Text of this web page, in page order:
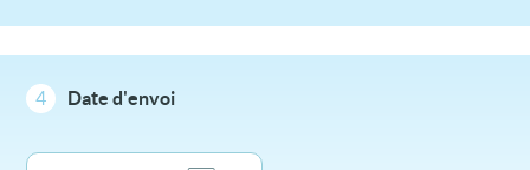
4 Date d'envoi